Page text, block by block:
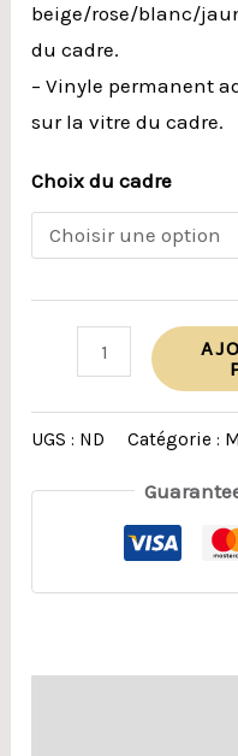
beige/rose/blanc/
du cadre.
– Vinyle permanent
sur la vitre du cadre.
Choix du cadre
UGS : ND Catégorie :